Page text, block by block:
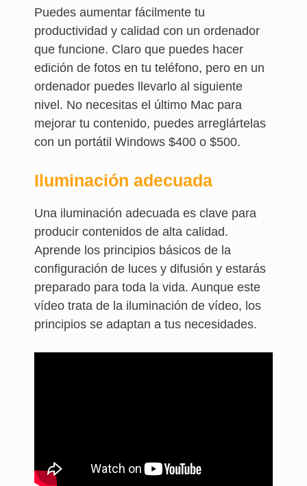
Puedes aumentar fácilmente tu
productividad y calidad con un ordenador
que funcione. Claro que puedes hacer
edición de fotos en tu teléfono, pero en un
ordenador puedes llevarlo al siguiente
nivel. No necesitas el último Mac para
mejorar tu contenido, puedes arreglártelas
con un portátil Windows $400 o $500.
Iluminación adecuada
Una iluminación adecuada es clave para
producir contenidos de alta calidad.
Aprende los principios básicos de la
configuración de luces y difusión y estarás
preparado para toda la vida. Aunque este
vídeo trata de la iluminación de vídeo, los
principios se adaptan a tus necesidades.